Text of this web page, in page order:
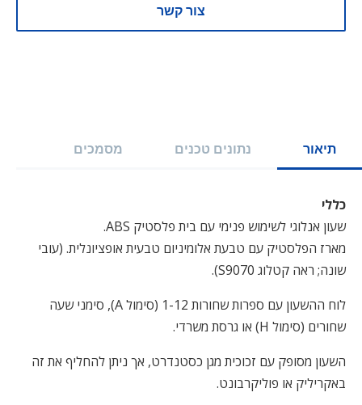
צור קשר
תיאור נתונים טכנים מסמכים
כללי
שעון אנלוגי לשימוש פנימי עם בית פלסטיק ABS.
מארז הפלסטיק עם טבעת אלומיניום טבעית אופציונלית. (עובי
שונה; ראה קטלוג S9070).
לוח ההשעון עם ספרות שחורות 1-12 (סימול A), סימני שעה
שחורים (סימול H) או גרסת משרדי.
השעון מסופק עם זכוכית מגן כסטנדרט, אך ניתן להחליף את זה
באקריליק או פוליקרבונט.